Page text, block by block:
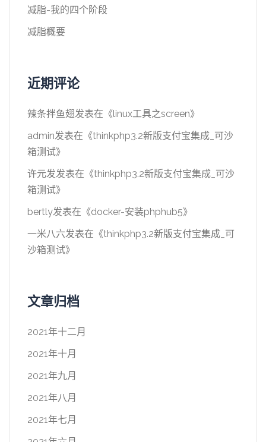
减脂-我的四个阶段
减脂概要
近期评论
辣条拌鱼翅发表在《linux工具之screen》
admin发表在《thinkphp3.2新版支付宝集成_可沙
箱测试》
许元发发表在《thinkphp3.2新版支付宝集成_可沙
箱测试》
bertly发表在《docker-安装phphub5》
一米八六发表在《thinkphp3.2新版支付宝集成_可
沙箱测试》
文章归档
2021年十二月
2021年十月
2021年九月
2021年八月
2021年七月